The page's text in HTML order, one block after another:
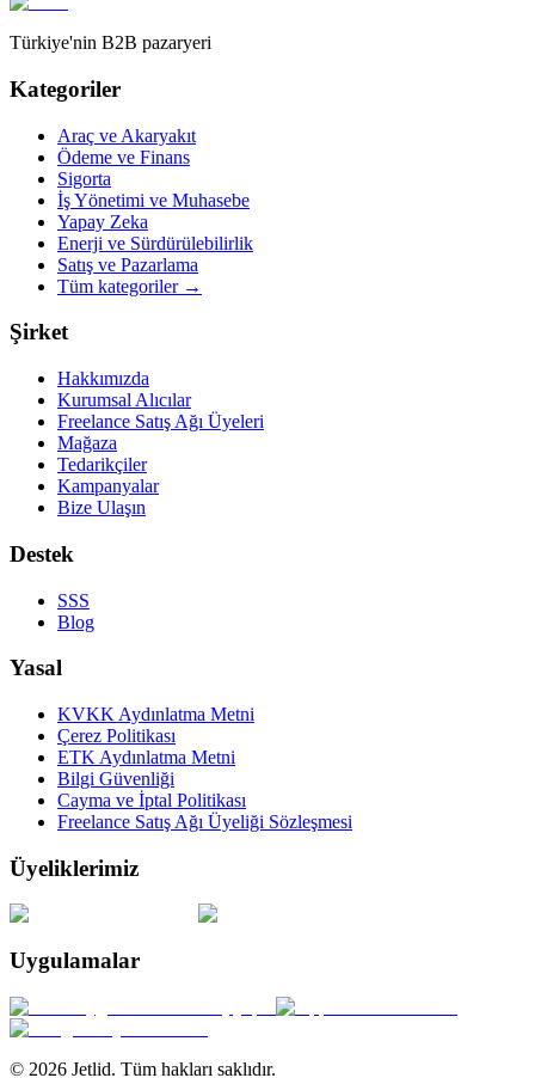
Türkiye'nin B2B pazaryeri
Kategoriler
Araç ve Akaryakıt
Ödeme ve Finans
Sigorta
İş Yönetimi ve Muhasebe
Yapay Zeka
Enerji ve Sürdürülebilirlik
Satış ve Pazarlama
Tüm kategoriler→
Şirket
Hakkımızda
Kurumsal Alıcılar
Freelance Satış Ağı Üyeleri
Mağaza
Tedarikçiler
Kampanyalar
Bize Ulaşın
Destek
SSS
Blog
Yasal
KVKK Aydınlatma Metni
Çerez Politikası
ETK Aydınlatma Metni
Bilgi Güvenliği
Cayma ve İptal Politikası
Freelance Satış Ağı Üyeliği Sözleşmesi
Üyeliklerimiz
Uygulamalar
© 2026 Jetlid. Tüm hakları saklıdır.